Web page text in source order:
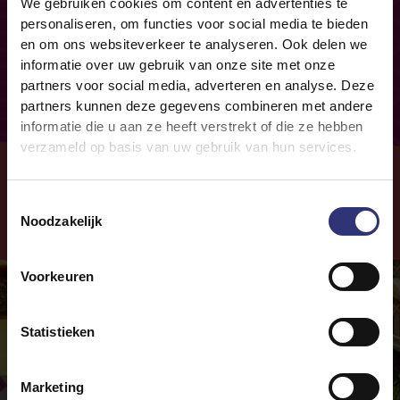
We gebruiken cookies om content en advertenties te
personaliseren, om functies voor social media te bieden
en om ons websiteverkeer te analyseren. Ook delen we
informatie over uw gebruik van onze site met onze
partners voor social media, adverteren en analyse. Deze
partners kunnen deze gegevens combineren met andere
informatie die u aan ze heeft verstrekt of die ze hebben
verzameld op basis van uw gebruik van hun services.
Noodzakelijk
Voorkeuren
Statistieken
Marketing
Verkooplocaties
Probeer